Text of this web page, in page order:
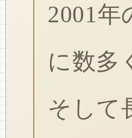
2001年
に数多
そして